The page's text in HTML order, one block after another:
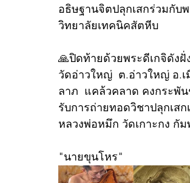
อธิษฐานจิตปลุกเสกร่วมกับ
วิทยาลัยเทคนิคสัตหีบ
🙏ปิดท้ายด้วยพระดีเกจิดัง
วัดอ่าวใหญ่  ต.อ่าวใหญ่ อ.
ลาภ  แคล้วคลาด คงกระพั
รับการถ่ายทอดวิชาปลุกเส
หลวงพ่อหมึก วัดเกาะกง กั
"นายขุนโหร"